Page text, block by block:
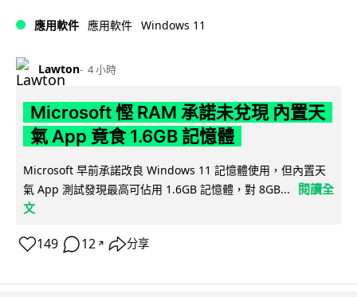
應用軟件 應用軟件 Windows 11
Lawton 4 小時
Microsoft 慳 RAM 承諾未兌現 內置天
氣 App 竟食 1.6GB 記憶體
Microsoft 早前承諾改良 Windows 11 記憶體使用，但內置天
氣 App 測試發現最高可佔用 1.6GB 記憶體，對 8GB...
閱讀全
文
149 12 ↗ 分享